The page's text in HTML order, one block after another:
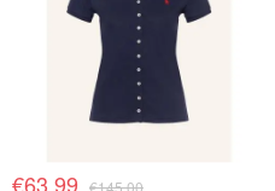
€63.99 €145.00